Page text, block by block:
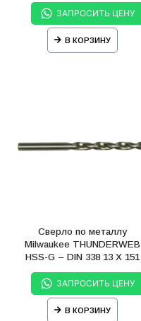
ЗАПРОСИТЬ ЦЕНУ
В КОРЗИНУ
Сверло по металлу
Milwaukee THUNDERWEB
HSS-G – DIN 338 13 X 151
ЗАПРОСИТЬ ЦЕНУ
В КОРЗИНУ